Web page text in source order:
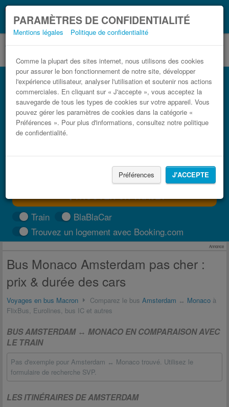
PARAMÈTRES DE CONFIDENTIALITÉ
Mentions légales Politique de confidentialité
Comme la plupart des sites internet, nous utilisons des cookies
pour assurer le bon fonctionnement de notre site, développer
l'expérience utilisateur, analyser l'utilisation et soutenir nos actions
commerciales. En cliquant sur « J'accepte », vous acceptez la
sauvegarde de tous les types de cookies sur votre appareil. Vous
pouvez gérer les paramètres de cookies dans la catégorie «
Préférences ». Pour plus d'informations, consultez notre politique
de confidentialité.
Préférences J'ACCEPTE
Coronavirus (COVID-19):Ce que vous devez
savoir, lorsque vous voyagez
Bus Amsterdam Monaco pas cher
Trouvez votre billet de bus moins cher
TROUVER UN TRAJET
Train
BlaBlaCar
Trouvez un logement avec Booking.com
Annonce
Bus Monaco Amsterdam pas cher :
prix & durée des cars
Voyages en bus Macron Comparez le bus Amsterdam ↔ Monaco à
FlixBus, Eurolines, bus IC et autres
BUS AMSTERDAM ↔ MONACO EN COMPARAISON AVEC
LE TRAIN
Pas d'exemple pour Amsterdam ↔ Monaco trouvé. Utilisez le
formulaire de recherche SVP.
LES ITINÉRAIRES DE AMSTERDAM